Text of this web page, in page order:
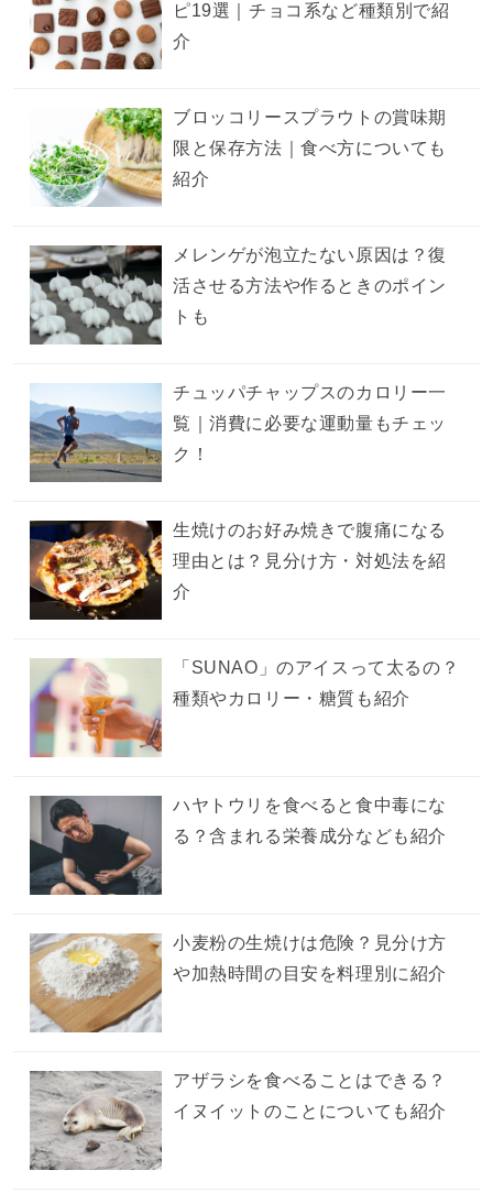
ピ19選｜チョコ系など種類別で紹
介
ブロッコリースプラウトの賞味期
限と保存方法｜食べ方についても
紹介
メレンゲが泡立たない原因は？復
活させる方法や作るときのポイン
トも
チュッパチャップスのカロリー一
覧｜消費に必要な運動量もチェッ
ク！
生焼けのお好み焼きで腹痛になる
理由とは？見分け方・対処法を紹
介
「SUNAO」のアイスって太るの？
種類やカロリー・糖質も紹介
ハヤトウリを食べると食中毒にな
る？含まれる栄養成分なども紹介
小麦粉の生焼けは危険？見分け方
や加熱時間の目安を料理別に紹介
アザラシを食べることはできる？
イヌイットのことについても紹介